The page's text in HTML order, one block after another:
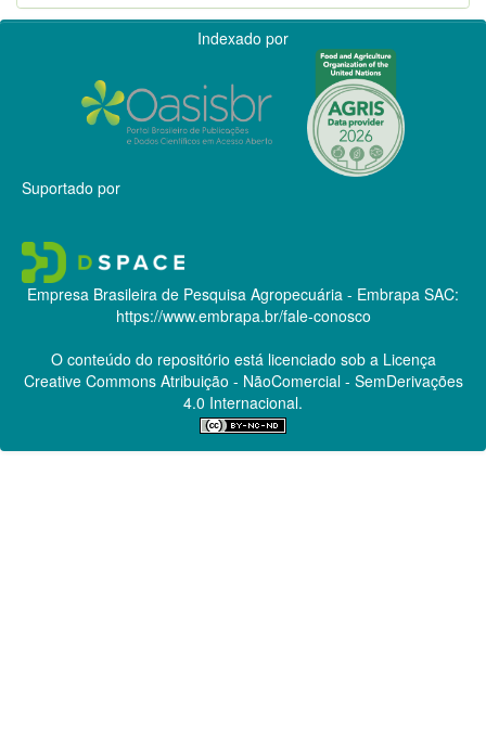
Indexado por
Suportado por
Empresa Brasileira de Pesquisa Agropecuária - Embrapa SAC:
https://www.embrapa.br/fale-conosco
O conteúdo do repositório está licenciado sob a Licença
Creative CommonsAtribuição - NãoComercial - SemDerivações
4.0 Internacional.